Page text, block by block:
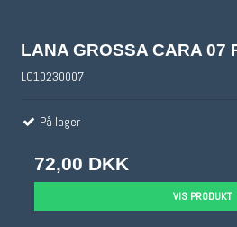
LANA GROSSA CARA 07
LG10230007
På lager
72,00 DKK
VIS PRODUKT